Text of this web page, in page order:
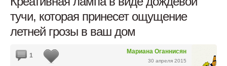
тучи, которая принесет ощущение
летней грозы в ваш дом
Мариана Оганнисян
30 апреля 2015
1